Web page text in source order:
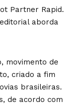
Partner Rapid.
aborda
movimento de
criado a fim
brasileiras.
de acordo com